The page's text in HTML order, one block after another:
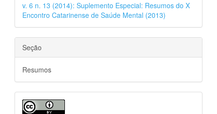
v. 6 n. 13 (2014): Suplemento Especial: Resumos do X
Encontro Catarinense de Saúde Mental (2013)
Seção
Resumos